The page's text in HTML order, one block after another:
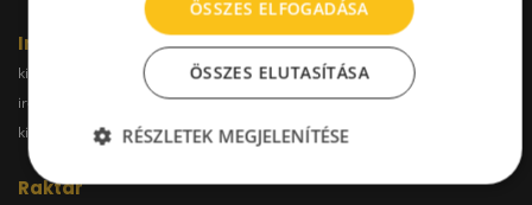
Iroda
kiadoiroda.info
irodakiadobudapest.hu
kiadoirodabudaors.hu
kiadoirodadebrecen.hu
kiadoirodagyor.hu
Raktár
ÖSSZES ELFOGADÁSA
ÖSSZES ELUTASÍTÁSA
RÉSZLETEK MEGJELENÍTÉSE